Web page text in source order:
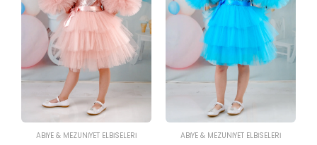
ABİYE & MEZUNİYET ELBİSELERİ ABİYE & MEZUNİYET ELBİSELERİ